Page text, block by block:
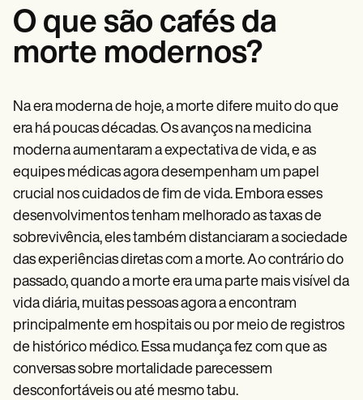
Modelos
Códigos ICD
Procedure Codes
Modelo de plano de tratamento
Social Work Treatment Plans
DAR Note Template
Patient Visit Summary Template
Help Center
Demos
Training Hub
Webinars
Switch to Carepatron
Become a Partner
Pricing
Why Carepatron?
Get started
O que são cafés da
morte modernos?
Na era moderna de hoje, a morte difere muito do que
era há poucas décadas. Os avanços na medicina
moderna aumentaram a expectativa de vida, e as
equipes médicas agora desempenham um papel
crucial nos cuidados de fim de vida. Embora esses
desenvolvimentos tenham melhorado as taxas de
sobrevivência, eles também distanciaram a sociedade
das experiências diretas com a morte. Ao contrário do
passado, quando a morte era uma parte mais visível da
vida diária, muitas pessoas agora a encontram
principalmente em hospitais ou por meio de registros
de histórico médico. Essa mudança fez com que as
conversas sobre mortalidade parecessem
desconfortáveis ou até mesmo tabu.